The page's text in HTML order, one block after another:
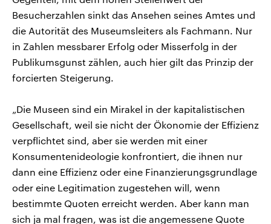
Besucherzahlen sinkt das Ansehen seines Amtes und
die Autorität des Museumsleiters als Fachmann. Nur
in Zahlen messbarer Erfolg oder Misserfolg in der
Publikumsgunst zählen, auch hier gilt das Prinzip der
forcierten Steigerung.
„Die Museen sind ein Mirakel in der kapitalistischen
Gesellschaft, weil sie nicht der Ökonomie der Effizienz
verpflichtet sind, aber sie werden mit einer
Konsumentenideologie konfrontiert, die ihnen nur
dann eine Effizienz oder eine Finanzierungsgrundlage
oder eine Legitimation zugestehen will, wenn
bestimmte Quoten erreicht werden. Aber kann man
sich ja mal fragen, was ist die angemessene Quote